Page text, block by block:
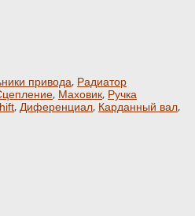
привода, Радиатор
, Маховик, Ручка
, Диференциал, Карданный вал,